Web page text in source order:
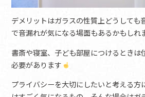
デメリットはガラスの性質上どうしても
で音漏れが気になる場面もあるかもしれ
書斎や寝室、子ども部屋につけるときは
必要があります
プライバシーを大切にしたいと考える方